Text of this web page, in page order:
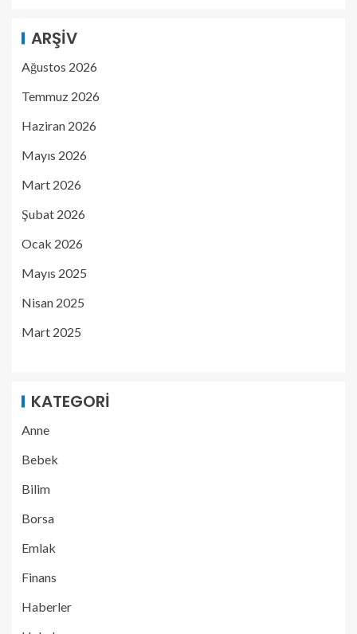
ARŞIV
Ağustos 2026
Temmuz 2026
Haziran 2026
Mayıs 2026
Mart 2026
Şubat 2026
Ocak 2026
Mayıs 2025
Nisan 2025
Mart 2025
KATEGORI
Anne
Bebek
Bilim
Borsa
Emlak
Finans
Haberler